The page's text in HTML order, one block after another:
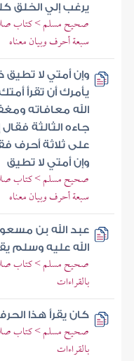
يرغب إلي الخلق
صحيح مسلم > كتاب صلاة
سبعة أحرف وبيان معناه
وإن أمتي لا تطيق
يأمرك أن تقرأ
الله معافاته
جاءه الثالثة فقال
على ثلاثة أحرف
وإن أمتي لا تطيق
صحيح مسلم > كتاب صلاة
سبعة أحرف وبيان معناه
عبد الله بن
الله عليه وسلم
صحيح مسلم > كتاب
بالقراءات
كان يقرأ هذا
صحيح مسلم > كتاب
بالقراءات